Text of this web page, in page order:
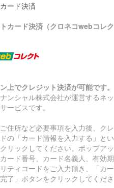
ード決済
カード決済（クロネコwebコレク
上でクレジット決済が可能です。
ンシャル株式会社が運営するネッ
ービスです。
住所など必要事項を入力後、クレ
の「カード情報を入力する」とい
リックしてください。ポップアッ
ード番号、カード名義人、有効期
ティコードをご入力頂き、「カー
了」ボタンをクリックしてくださ